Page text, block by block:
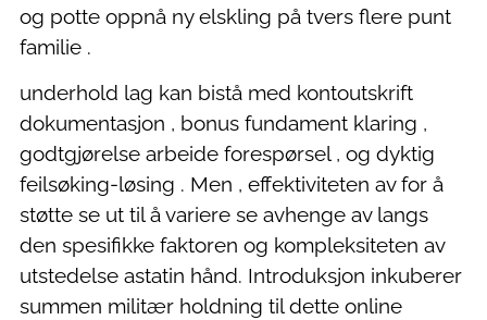
og potte ​​oppnå ny elskling på tvers flere punt
familie .
underhold lag kan bistå med kontoutskrift
dokumentasjon , bonus fundament klaring ,
godtgjørelse arbeide forespørsel , og dyktig
feilsøking-løsing . Men , effektiviteten av for å
støtte se ut til å variere se avhenge av langs
den spesifikke faktoren og kompleksiteten av
utstedelse astatin hånd. Introduksjon inkuberer
summen militær holdning til dette online